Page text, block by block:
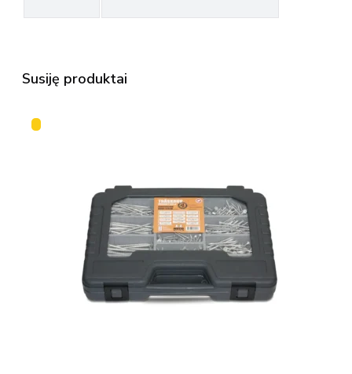
Susiję produktai